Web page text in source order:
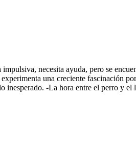
necesita ayuda, pero se
una creciente fascinación
-La hora entre el perro y